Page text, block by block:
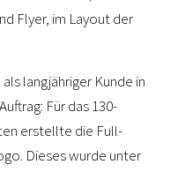
Flyer, im Layout der
langjähriger Kunde in
Für das 130-
erstellte die Full-
Dieses wurde unter